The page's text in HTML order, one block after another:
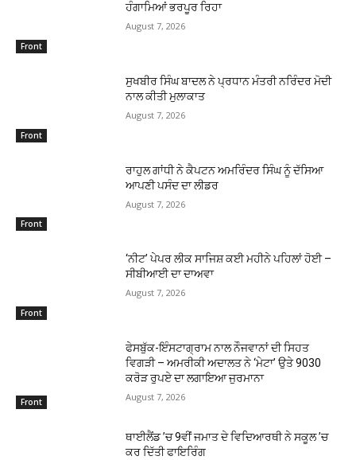
Front
ਹੰਗਾਮਿਆਂ ਭਰਪੂਰ ਰਿਹਾ
August 7, 2026
Front
ਸੁਖਬੀਰ ਸਿੰਘ ਬਾਦਲ ਨੇ ਪ੍ਰਧਾਨ ਮੰਤਰੀ ਨਰਿੰਦਰ ਮੋਦੀ
ਨਾਲ ਕੀਤੀ ਮੁਲਾਕਾਤ
August 7, 2026
Front
ਰਾਹੁਲ ਗਾਂਧੀ ਨੇ ਕੈਪਟਨ ਅਮਰਿੰਦਰ ਸਿੰਘ ਨੂੰ ਦੱਸਿਆ
ਆਪਣੀ ਪਸੰਦ ਦਾ ਲੀਡਰ
August 7, 2026
Front
‘ਨੀਟ’ ਪੇਪਰ ਲੀਕ ਸਾਜਿਸ਼ ਕਈ ਮਹੀਨੇ ਪਹਿਲਾਂ ਹੋਈ –
ਸੀਬੀਆਈ ਦਾ ਦਾਅਵਾ
August 7, 2026
Front
ਫੇਸਬੁੱਕ-ਇੰਸਟਾਗ੍ਰਾਮ ਨਾਲ ਨੌਜਵਾਨਾਂ ਦੀ ਸਿਹਤ
ਵਿਗੜੀ – ਅਮਰੀਕੀ ਅਦਾਲਤ ਨੇ ‘ਮੇਟਾ’ ਉਤੇ 9030
ਕਰੋੜ ਰੁਪਏ ਦਾ ਲਗਾਇਆ ਜੁਰਮਾਨਾ
August 7, 2026
ਥਾਈਲੈਂਡ ’ਚ 9ਵੀਂ ਜਮਾਤ ਦੇ ਵਿਦਿਆਰਥੀ ਨੇ ਸਕੂਲ ’ਚ
ਕਰ ਦਿੱਤੀ ਫਾਇਰਿੰਗ